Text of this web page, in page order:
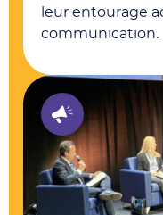
leur entourage
communication.